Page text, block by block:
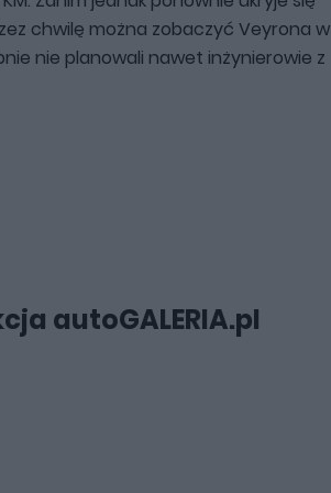
chwilę można zobaczyć Veyrona w
nie planowali nawet inżynierowie z
autoGALERIA.pl